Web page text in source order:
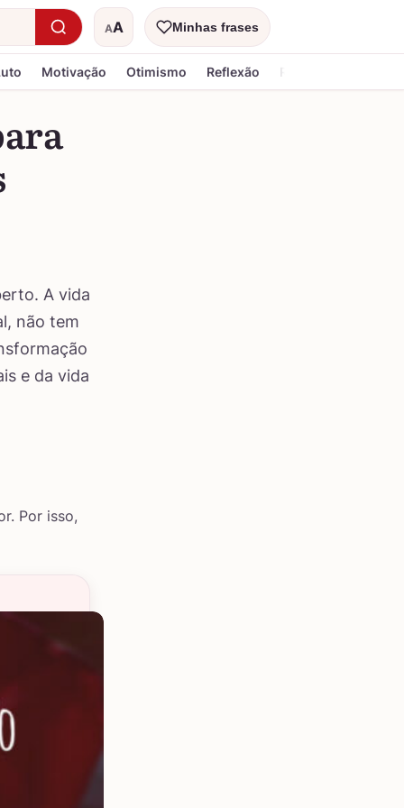
AA
Tamanho do textoMinhas frases
Motivação Otimismo Reflexão Religiosa
A vida
não tem
e da vida
Por isso,